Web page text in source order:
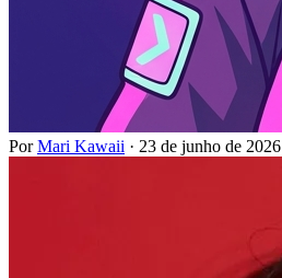
PorMari Kawaii · 23 de junho de 2026